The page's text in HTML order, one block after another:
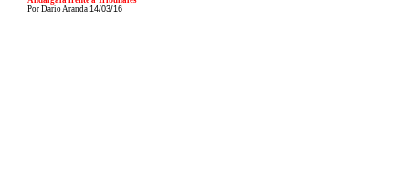
Por Darío Aranda 14/03/16